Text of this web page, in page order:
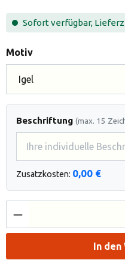
Sofort verfügbar,
Motivauswählen
Beschriftung (max. 15
Zusatzkosten: 0,00 €
Produkt Anzahl:
In den